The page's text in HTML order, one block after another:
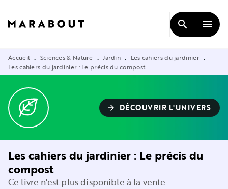
CONTENU
search menu
Accueil • Sciences & Nature • Jardin • Les cahiers du jardinier •
Les cahiers du jardinier : Le précis du compost
arrow_forward DÉCOUVRIR L'UNIVERS
Les cahiers du jardinier : Le précis du
compost
Ce livre n'est plus disponible à la vente